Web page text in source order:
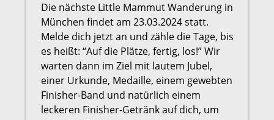
Die nächste Little Mammut Wanderung in
München findet am 23.03.2024 statt.
Melde dich jetzt an und zähle die Tage, bis
es heißt: “Auf die Plätze, fertig, los!” Wir
warten dann im Ziel mit lautem Jubel,
einer Urkunde, Medaille, einem gewebten
Finisher-Band und natürlich einem
leckeren Finisher-Getränk auf dich, um